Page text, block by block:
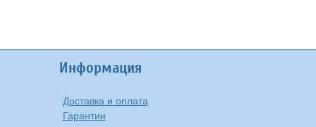
Информация
Доставка и оплата
Гарантии